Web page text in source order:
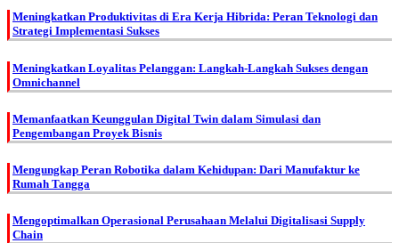
Meningkatkan Produktivitas di Era Kerja Hibrida: Peran Teknologi dan
Strategi Implementasi Sukses
Meningkatkan Loyalitas Pelanggan: Langkah-Langkah Sukses dengan
Omnichannel
Memanfaatkan Keunggulan Digital Twin dalam Simulasi dan
Pengembangan Proyek Bisnis
Mengungkap Peran Robotika dalam Kehidupan: Dari Manufaktur ke
Rumah Tangga
Mengoptimalkan Operasional Perusahaan Melalui Digitalisasi Supply
Chain